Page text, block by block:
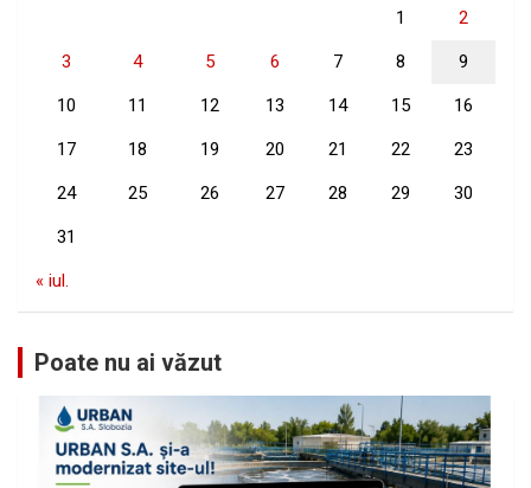
1 2
3 4 5 6 7 8 9
10 11 12 13 14 15 16
17 18 19 20 21 22 23
24 25 26 27 28 29 30
31
« iul.
Poate nu ai văzut